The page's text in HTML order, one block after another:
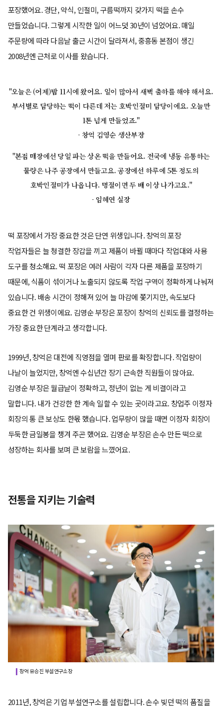
포장했어요. 경단, 약식, 인절미, 구름떡까지 갖가지 떡을 손수
만들었습니다. 그렇게 시작한 일이 어느덧 30년이 넘었어요. 매일
주문량에 따라 다음날 출근 시간이 달라져서, 중흥동 본점이 생긴
2008년엔 근처로 이사를 왔습니다.
"오늘은 (어제)밤 11시에 왔어요. 일이 많아서 새벽 출하를 해야 해서요.
부서별로 담당하는 떡이 다른데 저는 호박인절미 담당이에요. 오늘만
1톤 넘게 만들었죠."
- 창억 김영순 생산부장
"본점 매장에선 당일 파는 상온 떡을 만들어요. 전국에 냉동 유통하는
물량은 나주 공장에서 만들고요. 공장에선 하루에 5톤 정도의
호박인절미가 나옵니다. 명절이면 두 배 이상 나가고요."
- 임혜연 실장
떡 포장에서 가장 중요한 것은 단연 위생입니다. 창억의 포장
작업자들은 늘 청결한 장갑을 끼고 제품이 바뀔 때마다 작업대와 사용
도구를 청소해요. 떡 포장은 여러 사람이 각자 다른 제품을 포장하기
때문에, 식품이 섞이거나 노출되지 않도록 작업 구역이 정확하게 나눠져
있습니다. 배송 시간이 정해져 있어 늘 마감에 쫓기지만, 속도보다
중요한 건 위생이에요. 김영순 부장은 포장이 창억의 신뢰도를 결정하는
가장 중요한 단계라고 생각합니다.
1999년, 창억은 대전에 직영점을 열며 판로를 확장합니다. 작업량이
나날이 늘었지만, 창억엔 수십년간 장기 근속한 직원들이 많아요.
김영순 부장은 월급날이 정확하고, 정년이 없는 게 비결이라고
말합니다. 내가 건강한 한 계속 일할 수 있는 곳이라고요. 창업주 이정자
회장의 통 큰 보상도 한몫 했습니다. 업무량이 많을 때면 이정자 회장이
두둑한 금일봉을 챙겨 주곤 했어요. 김영순 부장은 손수 만든 떡으로
성장하는 회사를 보며 큰 보람을 느꼈어요.
전통을 지키는 기술력
창억 유승진 부설연구소장
2011년, 창억은 기업 부설연구소를 설립합니다. 손수 빚던 떡의 품질을